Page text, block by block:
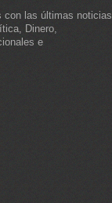
con las últimas noticias
Dinero,
e